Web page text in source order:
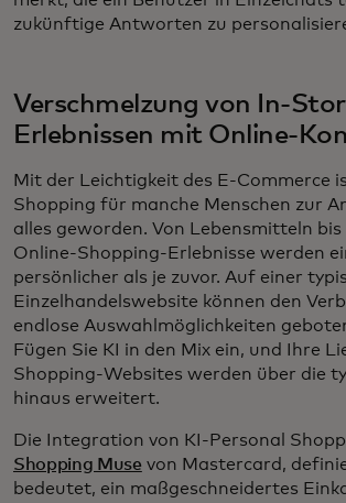
zukünftige Antworten zu
Verschmelzung von In-
Erlebnissen mit Online-
Mit der Leichtigkeit des E-Commerce
Shopping für manche Menschen zur
alles geworden. Von Lebensmitteln bis
Online-Shopping-Erlebnisse werden
persönlicher als je zuvor. Auf einer
Einzelhandelswebsite können den
endlose Auswahlmöglichkeiten
Fügen Sie KI in den Mix ein, und Ihre
Shopping-Websites werden über die
hinaus erweitert.
Die Integration von KI-Personal
Shopping Muse von Mastercard,
bedeutet, ein maßgeschneidertes